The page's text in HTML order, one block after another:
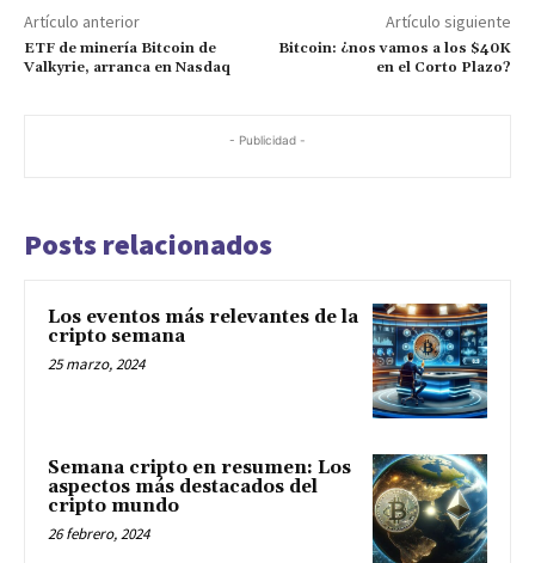
Artículo anterior
ETF de minería Bitcoin de
Valkyrie, arranca en Nasdaq
Artículo siguiente
Bitcoin: ¿nos vamos a los $40K
en el Corto Plazo?
- Publicidad -
Posts relacionados
Los eventos más relevantes de la
cripto semana
25 marzo, 2024
Semana cripto en resumen: Los
aspectos más destacados del
cripto mundo
26 febrero, 2024